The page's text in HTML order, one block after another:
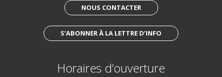
NOUS CONTACTER
S’ABONNER À LA LETTRE D’INFO
Horaires d’ouverture